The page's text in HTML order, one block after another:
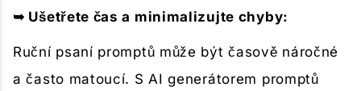
➥ Ušetřete čas a minimalizujte chyby:
Ruční psaní promptů může být časově náročné
a často matoucí. S AI generátorem promptů